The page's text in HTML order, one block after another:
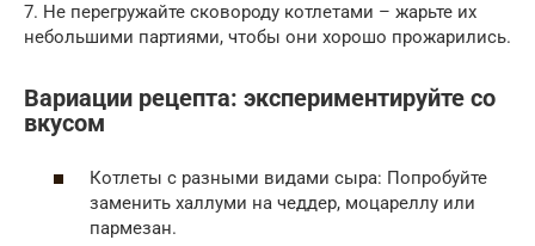
7. Не перегружайте сковороду котлетами – жарьте их
небольшими партиями, чтобы они хорошо прожарились.
Вариации рецепта: экспериментируйте со
вкусом
Котлеты с разными видами сыра: Попробуйте
заменить халлуми на чеддер, моцареллу или
пармезан.